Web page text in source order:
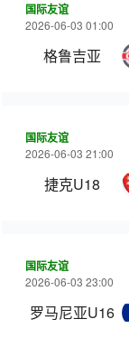
国际友谊
2026-06-03 01:00
格鲁吉亚
国际友谊
2026-06-03 21:00
捷克U18
国际友谊
2026-06-03 23:00
罗马尼亚U16